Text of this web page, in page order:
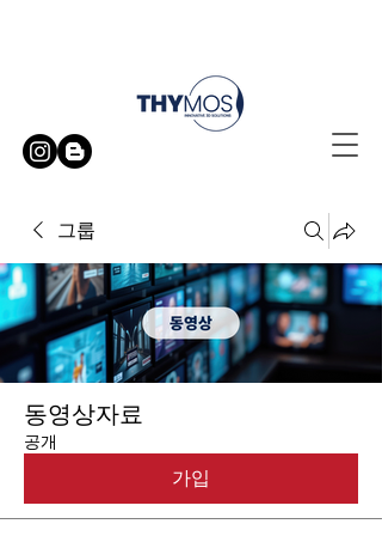
그룹
동영상자료
공개
가입